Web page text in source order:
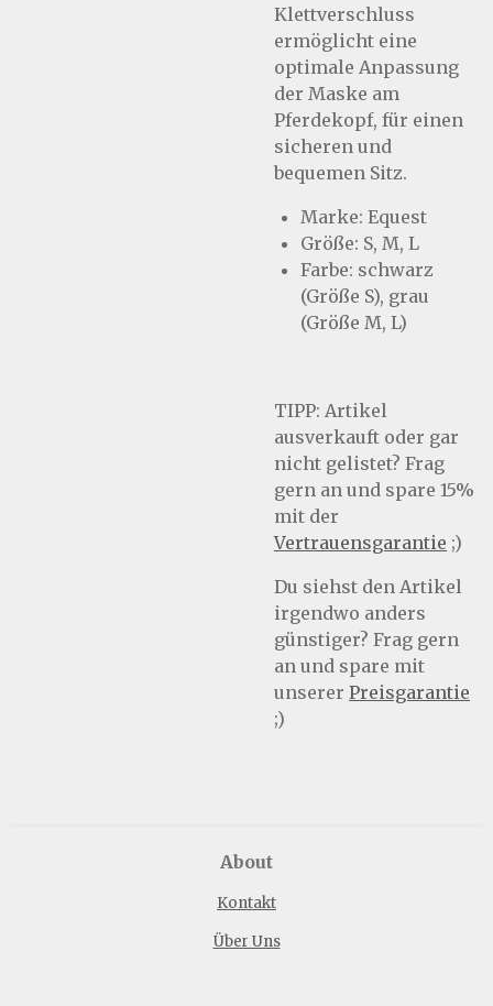
Klettverschluss
ermöglicht eine
optimale Anpassung
der Maske am
Pferdekopf, für einen
sicheren und
bequemen Sitz.
Marke: Equest
Größe: S, M, L
Farbe: schwarz
(Größe S), grau
(Größe M, L)
TIPP: Artikel
ausverkauft oder gar
nicht gelistet? Frag
gern an und spare 15%
mit der
Vertrauensgarantie ;)
Du siehst den Artikel
irgendwo anders
günstiger? Frag gern
an und spare mit
unserer Preisgarantie
;)
About
Kontakt
Über Uns